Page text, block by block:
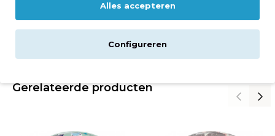
Montage en levering
Gerelateerde producten
Alles accepteren
Configureren